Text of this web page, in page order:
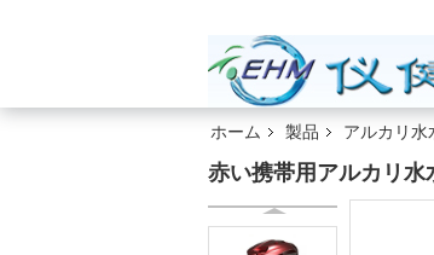
ホーム 製品 アルカリ水
赤い携帯用アルカリ